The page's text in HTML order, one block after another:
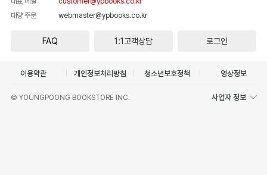
대량 주문
webmaster@ypbooks.co.kr
FAQ 1:1고객상담 로그인
이용약관 개인정보처리방침 청소년보호정책 영상정보
© YOUNGPOONG BOOKSTORE INC. 사업자 정보